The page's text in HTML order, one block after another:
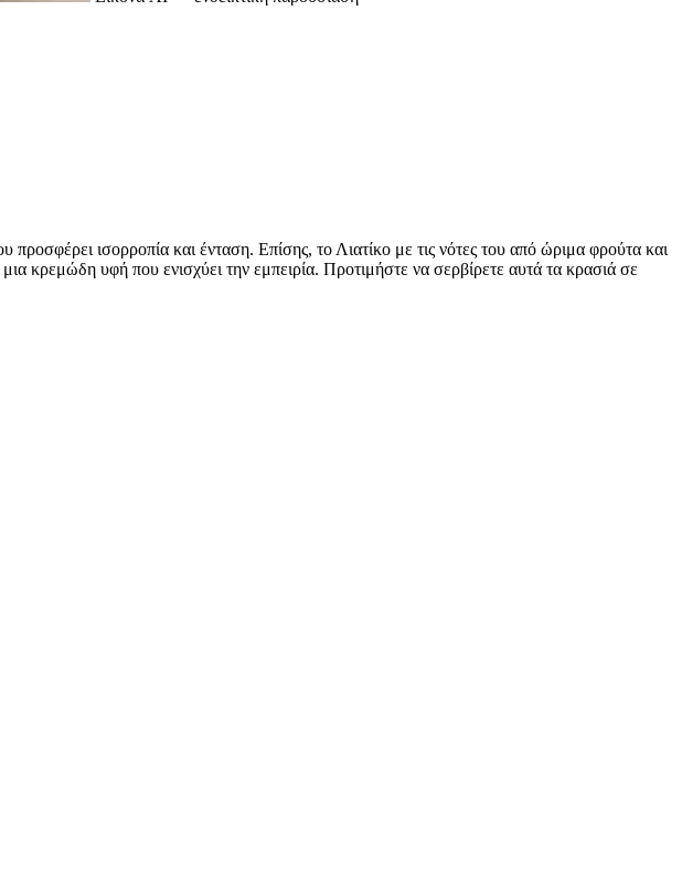
ισορροπία και ένταση. Επίσης, το Λιατίκο με τις νότες του από ώριμα φρούτα και
κρεμώδη υφή που ενισχύει την εμπειρία. Προτιμήστε να σερβίρετε αυτά τα κρασιά σε